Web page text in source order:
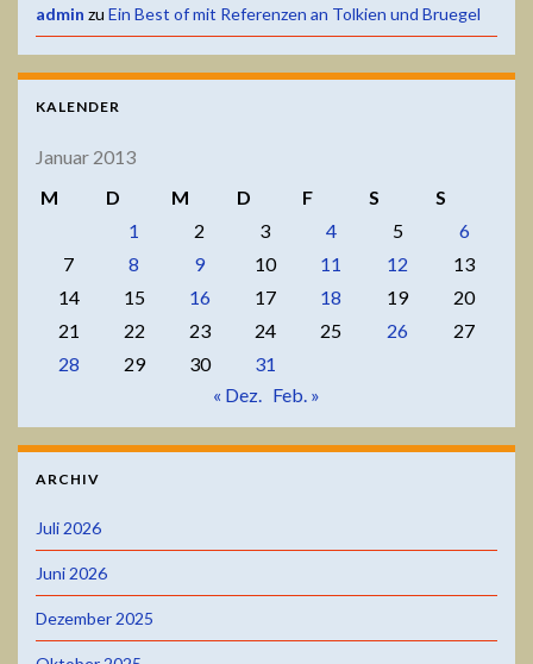
admin zu Ein Best of mit Referenzen an Tolkien und Bruegel
KALENDER
Januar 2013
M
D M D F S
S
1
2 3 4 5
6
7
8 9 10 11 12
13
14
15 16 17 18 19
20
21
22 23 24 25 26
27
28
29 30
31
« Dez. Feb. »
ARCHIV
Juli 2026
Juni 2026
Dezember 2025